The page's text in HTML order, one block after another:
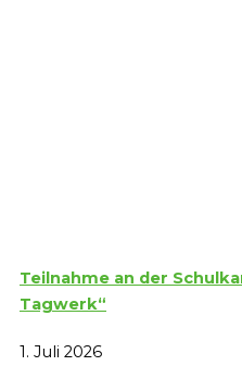
Teilnahme an der
Tagwerk“
1. Juli 2026